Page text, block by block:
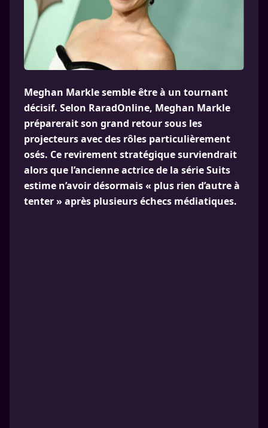
Meghan Markle semble être à un tournant
décisif. Selon RaradOnline, Meghan Markle
préparerait son grand retour sous les
projecteurs avec des rôles particulièrement
osés. Ce revirement stratégique surviendrait
alors que l’ancienne actrice de la série Suits
estime n’avoir désormais « plus rien d’autre à
tenter » après plusieurs échecs médiatiques.